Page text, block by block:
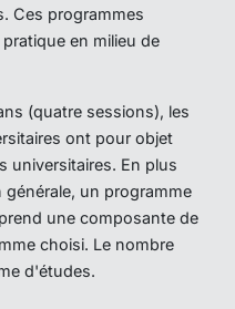
Ces programmes
en milieu de
(quatre sessions), les
ont pour objet
universitaires. En plus
un programme
une composante de
choisi. Le nombre
d'études.